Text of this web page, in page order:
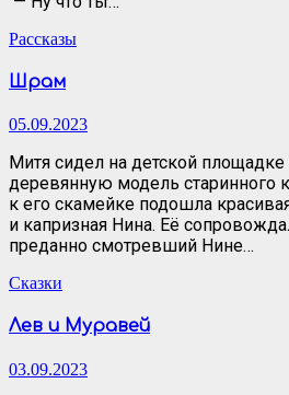
Рассказы
Шрам
05.09.2023
Митя сидел на детской площадке
деревянную модель старинного
к его скамейке подошла
и капризная Нина. Её
преданно смотревший Нине…
Сказки
Лев и Муравей
03.09.2023